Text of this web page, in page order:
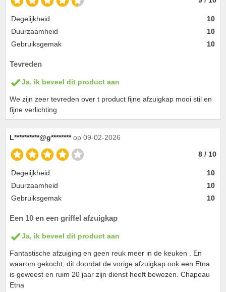
Degelijkheid
10
Duurzaamheid
10
Gebruiksgemak
10
Tevreden
Ja, ik beveel dit product aan
We zijn zeer tevreden over t product fijne afzuigkap mooi stil en
fijne verlichting
L**********@g******** op 09-02-2026
8 / 10
Degelijkheid
10
Duurzaamheid
10
Gebruiksgemak
10
Een 10 en een griffel afzuigkap
Ja, ik beveel dit product aan
Fantastische afzuiging en geen reuk meer in de keuken . En
waarom gekocht, dit doordat de vorige afzuigkap ook een Etna
is geweest en ruim 20 jaar zijn dienst heeft bewezen. Chapeau
Etna